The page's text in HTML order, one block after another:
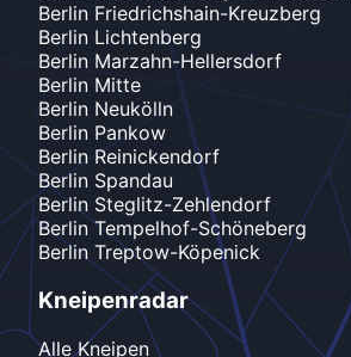
Kneipenradar
Alle Kneipen
Berlin Friedrichshain-Kreuzberg
Berlin Lichtenberg
Berlin Marzahn-Hellersdorf
Berlin Mitte
Berlin Neukölln
Berlin Pankow
BerlinReinickendorf
Berlin Spandau
Berlin Steglitz-Zehlendorf
BerlinTempelhof-Schöneberg
Berlin Treptow-Köpenick